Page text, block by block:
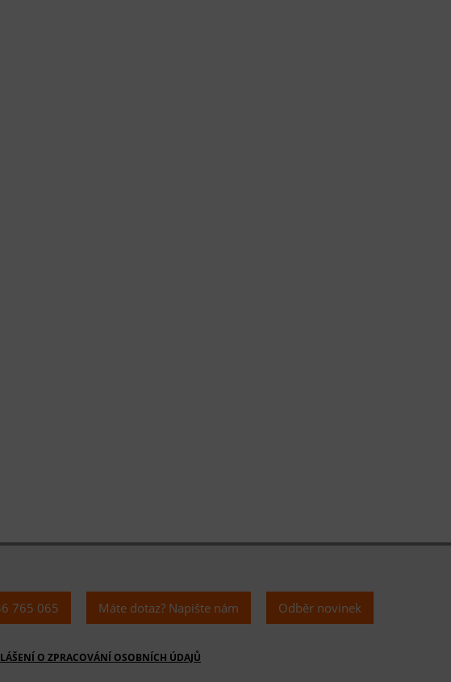
O ZPRACOVÁNÍ OSOBNÍCH ÚDAJŮ
765 065 Máte dotaz? Napište nám Odběr novinek